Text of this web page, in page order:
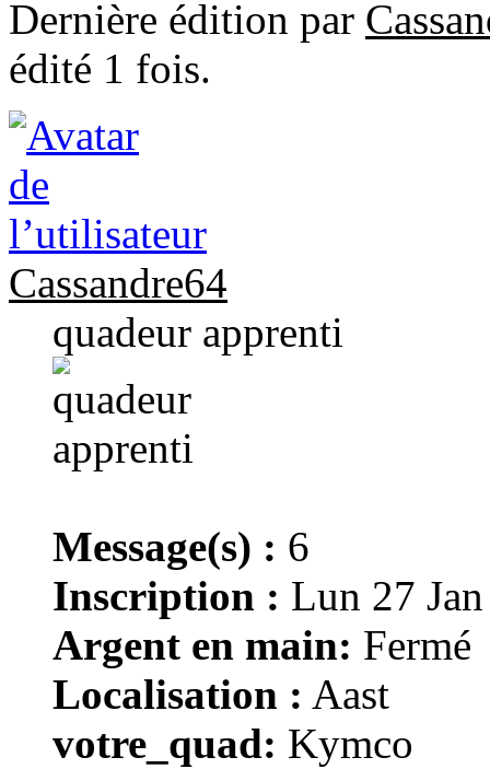
Dernière édition par
édité 1 fois.
Cassandre64
quadeur apprenti
Message(s) : 6
Inscription : Lun 27
Argent en main: Fermé
Localisation : Aast
votre_quad: Kymco